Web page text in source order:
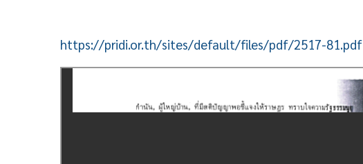
https://pridi.or.th/sites/default/files/pdf/2517-81.pdf